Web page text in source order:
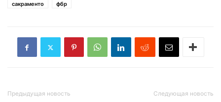
сакраменто
фбр
Предыдущая новость Следующая новость